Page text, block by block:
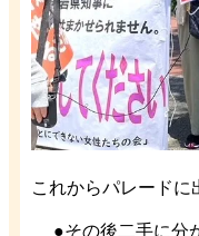
これからパレードに
●その後二手に分